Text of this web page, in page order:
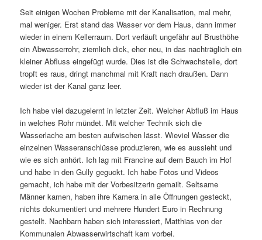
Seit einigen Wochen Probleme mit der Kanalisation, mal mehr,
mal weniger. Erst stand das Wasser vor dem Haus, dann immer
wieder in einem Kellerraum. Dort verläuft ungefähr auf Brusthöhe
ein Abwasserrohr, ziemlich dick, eher neu, in das nachträglich ein
kleiner Abfluss eingefügt wurde. Dies ist die Schwachstelle, dort
tropft es raus, dringt manchmal mit Kraft nach draußen. Dann
wieder ist der Kanal ganz leer.
Ich habe viel dazugelernt in letzter Zeit. Welcher Abfluß im Haus
in welches Rohr mündet. Mit welcher Technik sich die
Wasserlache am besten aufwischen lässt. Wieviel Wasser die
einzelnen Wasseranschlüsse produzieren, wie es aussieht und
wie es sich anhört. Ich lag mit Francine auf dem Bauch im Hof
und habe in den Gully geguckt. Ich habe Fotos und Videos
gemacht, ich habe mit der Vorbesitzerin gemailt. Seltsame
Männer kamen, haben ihre Kamera in alle Öffnungen gesteckt,
nichts dokumentiert und mehrere Hundert Euro in Rechnung
gestellt. Nachbarn haben sich interessiert, Matthias von der
Kommunalen Abwasserwirtschaft kam vorbei.